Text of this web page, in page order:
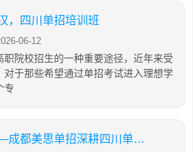
，四川单招培训班
06-12
职院校招生的一种重要途径，近年来受
对于那些希望通过单招考试进入理想学
专
成都本土老牌机构——成都美思单招深耕四川单招16年，助力学生录取公办院校！